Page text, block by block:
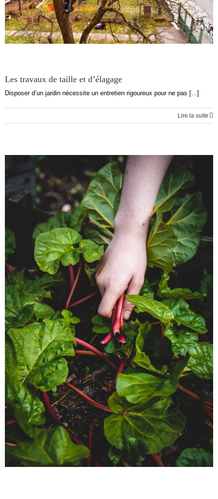
Les travaux de taille et d’élagage
Disposer d’un jardin nécessite un entretien rigoureux pour ne pas [...]
Lire la suite